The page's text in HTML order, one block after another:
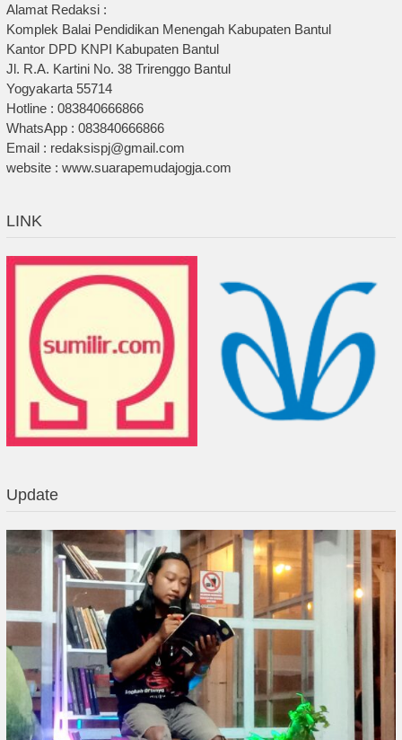
Alamat Redaksi :
Komplek Balai Pendidikan Menengah Kabupaten Bantul
Kantor DPD KNPI Kabupaten Bantul
Jl. R.A. Kartini No. 38 Trirenggo Bantul
Yogyakarta 55714
Hotline : 083840666866
WhatsApp : 083840666866
Email : redaksispj@gmail.com
website : www.suarapemudajogja.com
LINK
Update